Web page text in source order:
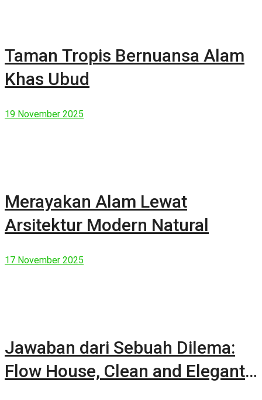
Taman Tropis Bernuansa Alam
Khas Ubud
19 November 2025
Merayakan Alam Lewat
Arsitektur Modern Natural
17 November 2025
Jawaban dari Sebuah Dilema:
Flow House, Clean and Elegant